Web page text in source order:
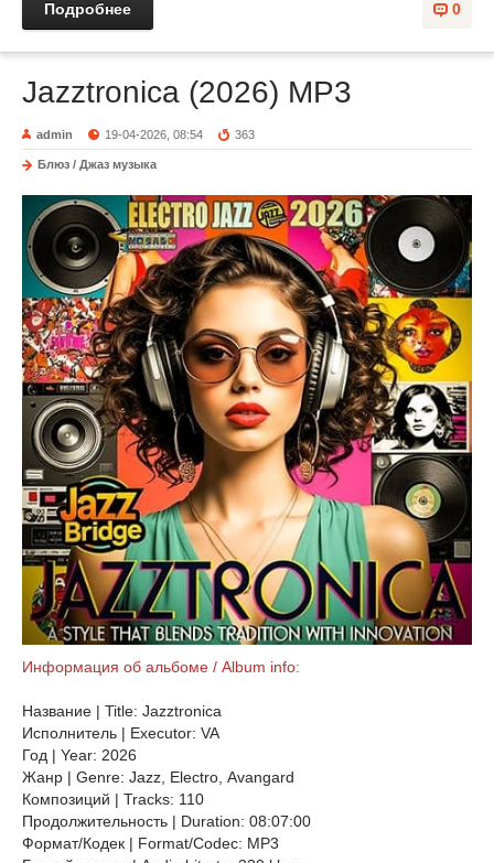
0
Подробнее
Jazztronica (2026) MP3
admin 19-04-2026, 08:54 363
Блюз / Джаз музыка
Информация об альбоме / Album info:
Название | Title: Jazztronica
Исполнитель | Executor: VA
Год | Year: 2026
Жанр | Genre: Jazz, Electro, Avangard
Композиций | Tracks: 110
Продолжительность | Duration: 08:07:00
Формат/Кодек | Format/Codec: MP3